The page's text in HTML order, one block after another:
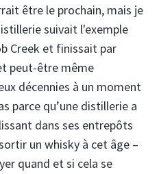
être le prochain, mais je
suivait l'exemple
Creek et finissait par
peut-être même
décennies à un moment
parce qu’une distillerie a
dans ses entrepôts
un whisky à cet âge –
quand et si cela se